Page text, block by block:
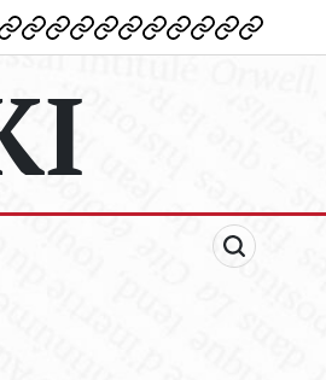
विदेशपोलटिकल
मनोरंजन
शिक्षाटेक्नोलॉजी
व्यापारक्राइम
धर्म खेलक्रिप्टोस्वास्थ्य